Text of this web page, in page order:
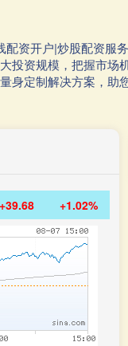
配资开户|炒股配资服
投资规模，把握市
身定制解决方案，
+39.68 +1.02%